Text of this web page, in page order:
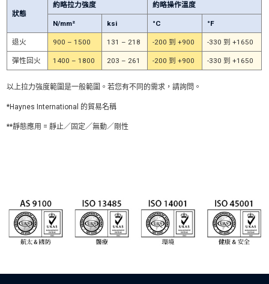
狀態
約略拉力強度 約略操作溫度
N/mm² ksi °C °F
退火 900 – 1500 131 – 218 -200 到 +900 -330 到 +1650
彈性回火 1400 – 1800 203 – 261 -200 到 +900 -330 到 +1650
以上拉力強度範圍是一般範圍。若您有不同的需求，請詢問。
*Haynes International 的貿易名稱
**靜態應用 = 靜止／固定／無動／剛性